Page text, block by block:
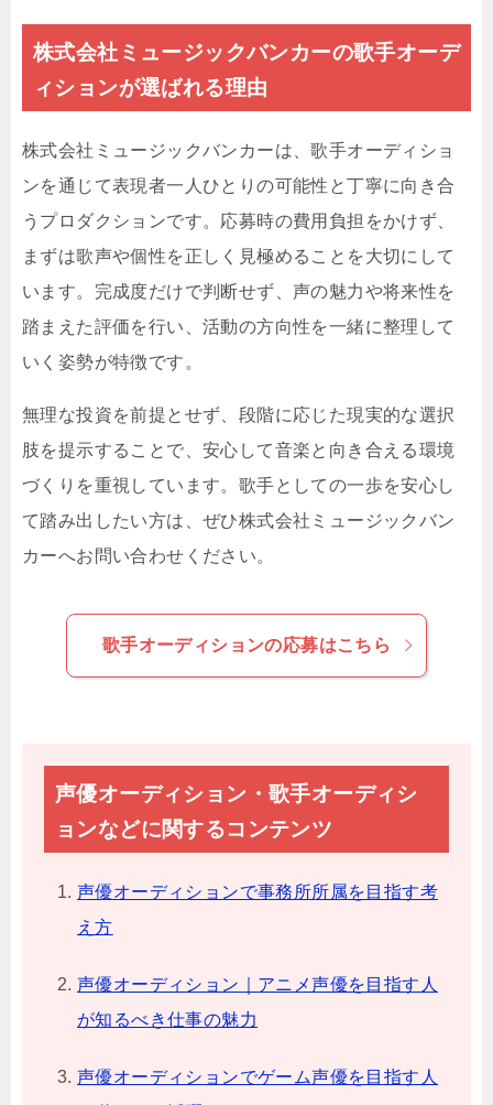
株式会社ミュージックバンカーの歌手オーデ
ィションが選ばれる理由
株式会社ミュージックバンカーは、歌手オーディショ
ンを通じて表現者一人ひとりの可能性と丁寧に向き合
うプロダクションです。応募時の費用負担をかけず、
まずは歌声や個性を正しく見極めることを大切にして
います。完成度だけで判断せず、声の魅力や将来性を
踏まえた評価を行い、活動の方向性を一緒に整理して
いく姿勢が特徴です。
無理な投資を前提とせず、段階に応じた現実的な選択
肢を提示することで、安心して音楽と向き合える環境
づくりを重視しています。歌手としての一歩を安心し
て踏み出したい方は、ぜひ株式会社ミュージックバン
カーへお問い合わせください。
歌手オーディションの応募はこちら
声優オーディション・歌手オーディシ
ョンなどに関するコンテンツ
声優オーディションで事務所所属を目指す考
え方
声優オーディション｜アニメ声優を目指す人
が知るべき仕事の魅力
声優オーディションでゲーム声優を目指す人